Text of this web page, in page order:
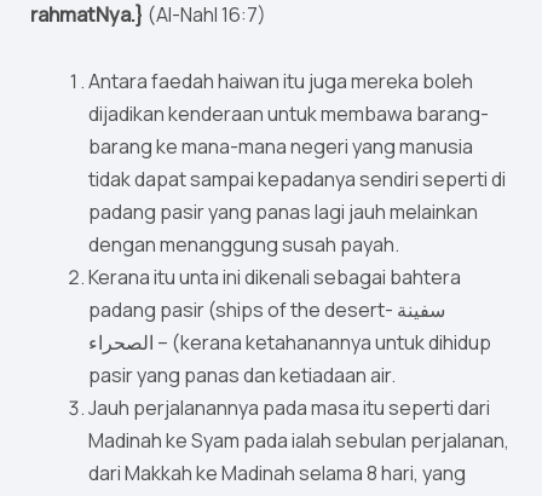
rahmatNya.} (Al-Nahl 16:7)
Antara faedah haiwan itu juga mereka boleh
dijadikan kenderaan untuk membawa barang-
barang ke mana-mana negeri yang manusia
tidak dapat sampai kepadanya sendiri seperti di
padang pasir yang panas lagi jauh melainkan
dengan menanggung susah payah.
Kerana itu unta ini dikenali sebagai bahtera
padang pasir (ships of the desert- سفينة
الصحراء – (kerana ketahanannya untuk dihidup
pasir yang panas dan ketiadaan air.
Jauh perjalanannya pada masa itu seperti dari
Madinah ke Syam pada ialah sebulan perjalanan,
dari Makkah ke Madinah selama 8 hari, yang